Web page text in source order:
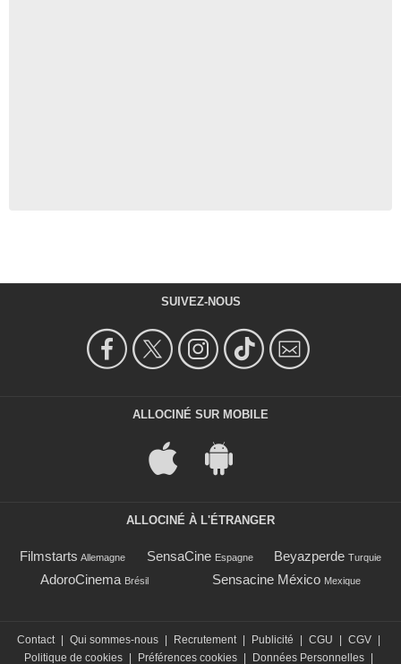
SUIVEZ-NOUS
ALLOCINÉ SUR MOBILE
ALLOCINÉ À L'ÉTRANGER
Filmstarts Allemagne SensaCine Espagne Beyazperde Turquie
AdoroCinema Brésil Sensacine México Mexique
Contact Qui sommes-nous Recrutement Publicité CGU CGV
Politique de cookies
Préférences cookies Données Personnelles